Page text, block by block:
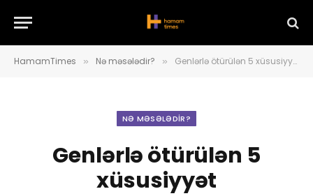
HamamTimes » Nə məsələdir? » Genlərlə ötürülən 5 xüsusiyyət
NƏ MƏSƏLƏDIR?
Genlərlə ötürülən 5
xüsusiyyət